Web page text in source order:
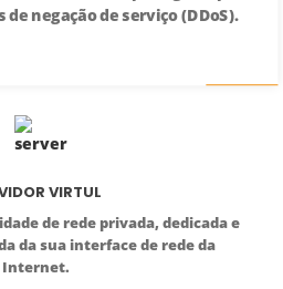
negação de serviço (DDoS).
VIRTUL
de rede privada, dedicada e
da sua interface de rede da
Internet.